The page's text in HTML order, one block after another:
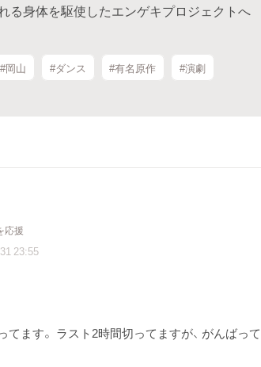
る身体を駆使したエンゲキプロジェクトへ
#岡山 #ダンス #有名原作 #演劇
応援
23:55
ます。 ラスト2時間切ってますが、 がんばって